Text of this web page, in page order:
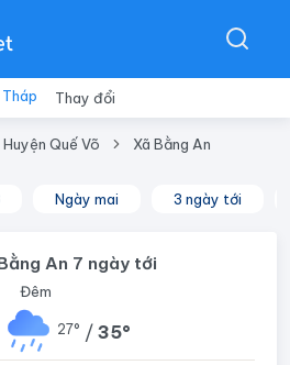
Thay đổi
Huyện Quế Võ Xã Bằng An
Ngày mai 3 ngày tới
An 7 ngày tới
Đêm
27° / 35°